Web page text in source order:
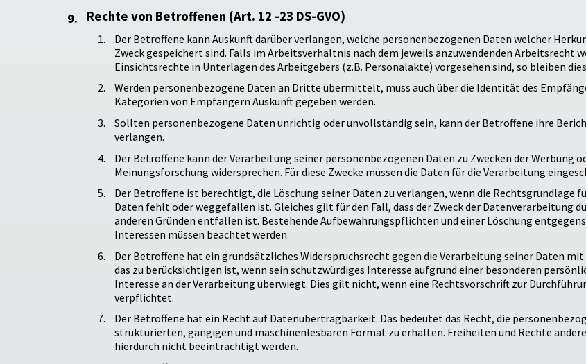
Rechte von Betroffenen (Art. 12 -23 DS-GVO)
Der Betroffene kann Auskunft darüber verlangen, welche personenbezogenen Daten welcher
Zweck gespeichert sind. Falls im Arbeitsverhältnis nach dem jeweils anzuwendenden Arbeitsrecht
Einsichtsrechte in Unterlagen des Arbeitgebers (z.B. Personalakte) vorgesehen sind, so bleiben
Werden personenbezogene Daten an Dritte übermittelt, muss auch über die Identität des
Kategorien von Empfängern Auskunft gegeben werden.
Sollten personenbezogene Daten unrichtig oder unvollständig sein, kann der Betroffene ihre
verlangen.
Der Betroffene kann der Verarbeitung seiner personenbezogenen Daten zu Zwecken der Werbung
Meinungsforschung widersprechen. Für diese Zwecke müssen die Daten für die Verarbeitung
Der Betroffene ist berechtigt, die Löschung seiner Daten zu verlangen, wenn die Rechtsgrundlage
Daten fehlt oder weggefallen ist. Gleiches gilt für den Fall, dass der Zweck der Datenverarbeitung
anderen Gründen entfallen ist. Bestehende Aufbewahrungspflichten und einer Löschung
Interessen müssen beachtet werden.
Der Betroffene hat ein grundsätzliches Widerspruchsrecht gegen die Verarbeitung seiner Daten mit
das zu berücksichtigen ist, wenn sein schutzwürdiges Interesse aufgrund einer besonderen
Interesse an der Verarbeitung überwiegt. Dies gilt nicht, wenn eine Rechtsvorschrift zur
verpflichtet.
Der Betroffene hat ein Recht auf Datenübertragbarkeit. Das bedeutet das Recht, die
strukturierten, gängigen und maschinenlesbaren Format zu erhalten. Freiheiten und Rechte
hierdurch nicht beeinträchtigt werden.